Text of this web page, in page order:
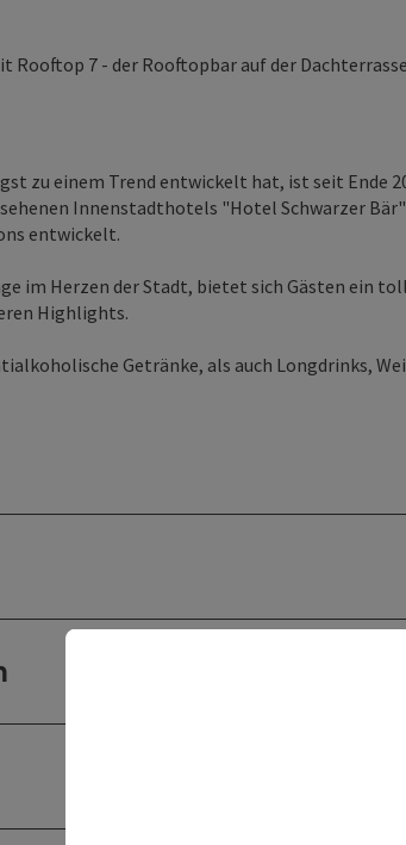
7 - der Rooftopbar auf der
zu einem Trend entwickelt hat, ist seit Ende
Innenstadthotels "Hotel Schwarzer
entwickelt.
im Herzen der Stadt, bietet sich Gästen ein
Highlights.
Getränke, als auch Longdrinks,